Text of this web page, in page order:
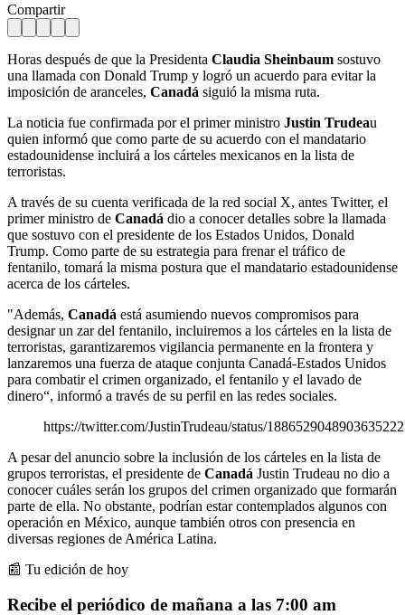
Compartir
Horas después de que la Presidenta Claudia Sheinbaum sostuvo
una llamada con Donald Trump y logró un acuerdo para evitar la
imposición de aranceles, Canadá siguió la misma ruta.
La noticia fue confirmada por el primer ministro Justin Trudeau
quien informó que como parte de su acuerdo con el mandatario
estadounidense incluirá a los cárteles mexicanos en la lista de
terroristas.
A través de su cuenta verificada de la red social X, antes Twitter, el
primer ministro de Canadá dio a conocer detalles sobre la llamada
que sostuvo con el presidente de los Estados Unidos, Donald
Trump. Como parte de su estrategia para frenar el tráfico de
fentanilo, tomará la misma postura que el mandatario estadounidense
acerca de los cárteles.
"Además, Canadá está asumiendo nuevos compromisos para
designar un zar del fentanilo, incluiremos a los cárteles en la lista de
terroristas, garantizaremos vigilancia permanente en la frontera y
lanzaremos una fuerza de ataque conjunta Canadá-Estados Unidos
para combatir el crimen organizado, el fentanilo y el lavado de
dinero“, informó a través de su perfil en las redes sociales.
https://twitter.com/JustinTrudeau/status/1886529048903635222
A pesar del anuncio sobre la inclusión de los cárteles en la lista de
grupos terroristas, el presidente de Canadá Justin Trudeau no dio a
conocer cuáles serán los grupos del crimen organizado que formarán
parte de ella. No obstante, podrían estar contemplados algunos con
operación en México, aunque también otros con presencia en
diversas regiones de América Latina.
📰 Tu edición de hoy
Recibe el periódico de mañana a las 7:00 am